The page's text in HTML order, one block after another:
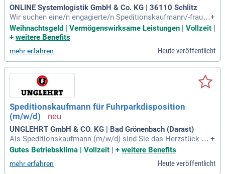
ONLINE Systemlogistik GmbH & Co. KG | 36110 Schlitz
Wir suchen eine/n engagierte/n Speditionskaufmann/-frau f
ür unseren Zentral-HUB in Schlitz. Ihre Hauptaufgabe besteh
t in der Koordination der Tagesverladungen und der Beschaf
gaben gehören die Fakturierung von Transportaufträgen und
die effektive Sendungserfassung. Sie identifizieren und behe
ben Fehlerquellen in Bereichen wie Gefahrgut und internatio
nalen Sendungen. Zudem koordinieren Sie das Lagerperson
al, unterstützen die Betriebsstättenleitung und pflegen den K
ontakt zu unseren Systempartnern. Werden Sie Teil unseres
Teams und gestalten Sie aktiv die Einhaltung sowie Weitere
ntwicklung unserer Qualitätsstandards.
+
Weihnachtsgeld | Vermögenswirksame Leistungen | Vollzeit |
+ weitere Benefits
mehr erfahren Heute veröffentlicht
Speditionskaufmann für Fuhrparkdisposition
(m/w/d)
UNGLEHRT GmbH & CO. KG | Bad Grönenbach (Darast)
Als Speditionskaufmann (m/w/d) sind Sie das Herzstück un
serer Logistik. Ihre Hauptaufgabe besteht darin, die pünktlic
u gewährleisten. Sie koordinieren sowohl unseren Fuhrpark
+
Gutes Betriebsklima | Vollzeit | + weitere Benefits
mehr erfahren Heute veröffentlicht